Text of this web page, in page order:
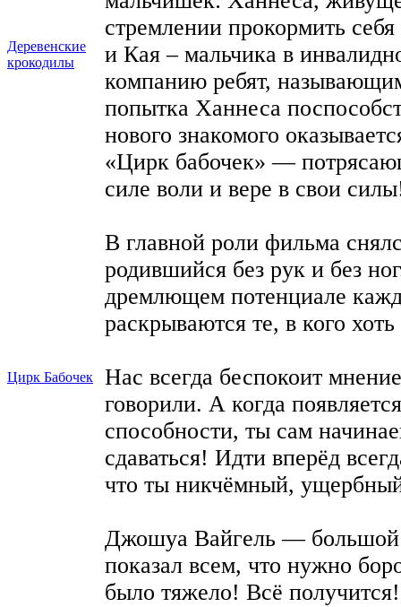
Деревенские
крокодилы
стремлении прокормить
и Кая – мальчика в
компанию ребят,
попытка Ханнеса
нового знакомого
Цирк Бабочек
«Цирк бабочек» —
силе воли и вере в свои
В главной роли фильма
родившийся без рук и без
дремлющем потенциале
раскрываются те, в кого
Нас всегда беспокоит
говорили. А когда
способности, ты сам
сдаваться! Идти вперёд
что ты никчёмный,
Джошуа Вайгель — большой
показал всем, что нужно
было тяжело! Всё